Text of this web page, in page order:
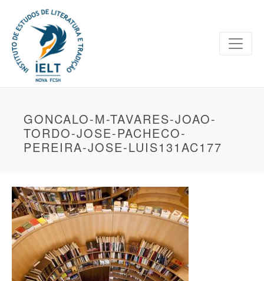
GONCALO-M-TAVARES-JOAO-
TORDO-JOSE-PACHECO-
PEREIRA-JOSE-LUIS131AC177